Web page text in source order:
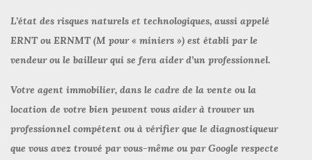
L’état des risques naturels et technologiques, aussi appelé
ERNT ou ERNMT (M pour « miniers ») est établi par le
vendeur ou le bailleur qui se fera aider d’un professionnel.
Votre agent immobilier, dans le cadre de la vente ou la
location de votre bien peuvent vous aider à trouver un
professionnel compétent ou à vérifier que le diagnostiqueur
que vous avez trouvé par vous-même ou par Google respecte